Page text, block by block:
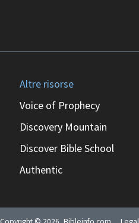
Altre risorse
Voice of Prophecy
Discovery Mountain
Discover Bible School
Authentic